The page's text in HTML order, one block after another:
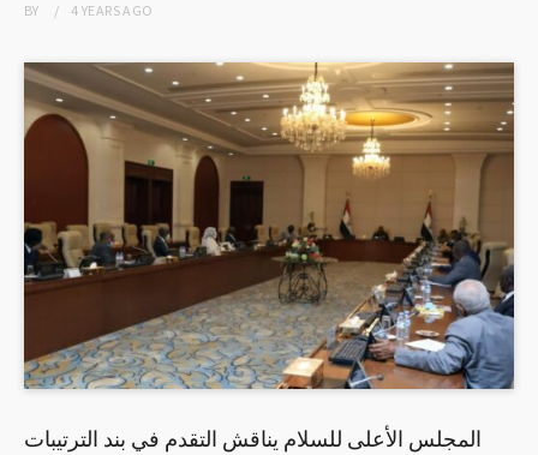
BY 4 YEARSAGO
المجلس الأعلى للسلام يناقش التقدم في بند الترتيبات